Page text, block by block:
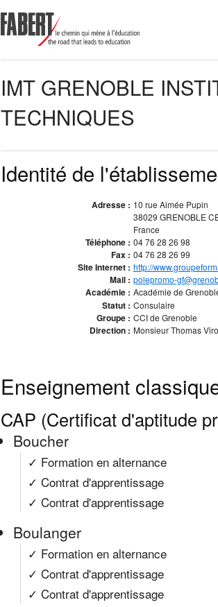
IMT GRENOBLE
TECHNIQUES
Identité de
Adresse : 10 rue Aimée Pupin
38029 GRENOBLE
France
Téléphone : 04 76 28 26 98
Fax : 04 76 28 26 99
Site Internet : http://
Mail : polepromo-
Académie : Académie de
Statut : Consulaire
Groupe : CCI de Grenoble
Direction : Monsieur Thomas
Enseignement
CAP (Certificat d'aptitude
Boucher
✓ Formation en alternance
✓ Contrat d'apprentissage
✓ Contrat d'apprentissage
Boulanger
✓ Formation en alternance
✓ Contrat d'apprentissage
✓ Contrat d'apprentissage